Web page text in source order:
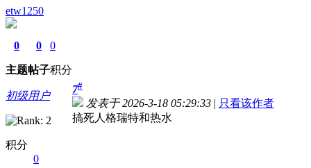
etw1250
0
主题
0
帖子
0
积分
初级用户
积分
0
7#
发表于 2026-3-18 05:29:33 | 只看该作者
搞死人格瑞特和热水